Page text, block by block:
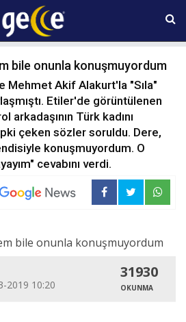
Perşembe 07:44
bile onunla konuşmuyordum
Mehmet Akif Alakurt'la "Sıla"
Etiler'de görüntülenen
arkadaşının Türk kadını
çeken sözler soruldu. Dere,
konuşmuyordum. O
cevabını verdi.
2019 10:20
31930
OKUNMA